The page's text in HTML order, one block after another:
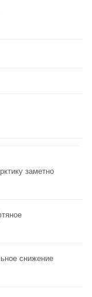
заметно
снижение